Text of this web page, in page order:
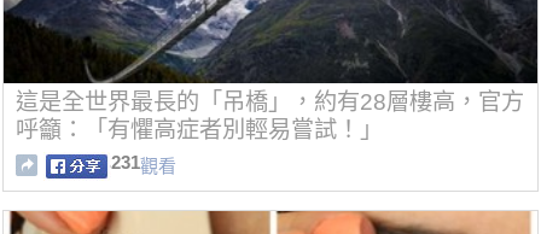
這是全世界最長的「吊橋」，約有28層樓高，官方
呼籲：「有懼高症者別輕易嘗試！」
231觀看